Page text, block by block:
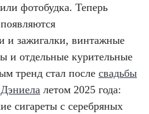
фотобудка. Теперь
и зажигалки, винтажные
и отдельные курительные
тренд стал после свадьбы
летом 2025 года:
сигареты с серебряных